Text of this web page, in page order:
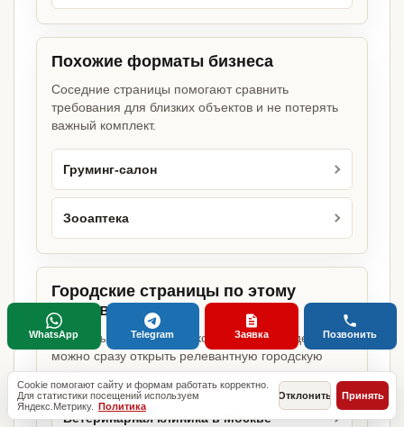
Похожие форматы бизнеса
Соседние страницы помогают сравнить
требования для близких объектов и не потерять
важный комплект.
Груминг-салон
Зооаптека
Городские страницы по этому
направлению
Если объект работает в конкретном городе,
можно сразу открыть релевантную городскую
страницу.
Ветеринарная клиника в Москве
Cookie помогают сайту и формам работать корректно.
Для статистики посещений используем
Яндекс.Метрику. Политика
Отклонить Принять
WhatsApp Telegram Заявка Позвонить